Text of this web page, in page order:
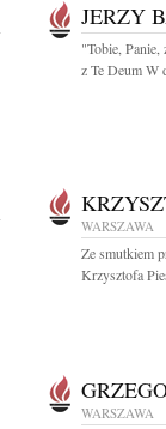
JERZY
"Tobie, Panie,
z Te Deum W
WARSZAWA
Ze smutkiem
Krzysztofa
WARSZAWA